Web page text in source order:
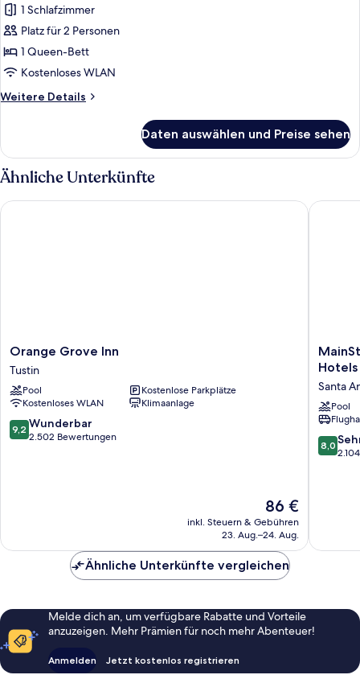
Zimmer
(Queen
w/Tub
Accessible)
1 Schlafzimmer
Platz für 2 Personen
1 Queen-Bett
Kostenloses WLAN
Weitere Details
Weitere
(Queen
w/Tub
Accessible)
Daten auswählen und Preise sehen
Ähnliche Unterkünfte
Orange
Grove
Inn
Tustin
Orange Grove Inn
Tustin
Pool
Kostenlose Parkplätze
Kostenloses WLAN
Klimaanlage
9.2
von
9,2 Wunderbar
2.502 Bewertungen
Der
Preis
beträgt
86 €
inkl. Steuern & Gebühren
23. Aug.–24. Aug.
Orange Grove Inn
Suites
Wayne
Airport
by
Choice
Hotels
Hotels
Santa
Pool
8.0
von
8,0
Ähnliche Unterkünfte vergleichen
Melde dich an, um verfügbare Rabatte und Vorteile
anzuzeigen. Mehr Prämien für noch mehr Abenteuer!
Anmelden Jetzt kostenlos registrieren